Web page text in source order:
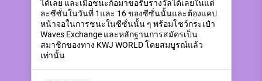
ได้เลย และเมื่อชนะก้อมาขอรับรางวัลได้เลยในแต่
ละซีซั่นในวันที่ 1และ 16 ของซีซั่นนั้นและต้องแคป
หน้าจอในการชนะในซีซั่นนั้น ๆ พร้อมโชว์กระเป๋า
Waves Exchange และหลักฐานการสมัครเป็น
สมาชิกของทาง KWJ WORLD โดยสมบูรณ์แล้ว
เท่านั้น